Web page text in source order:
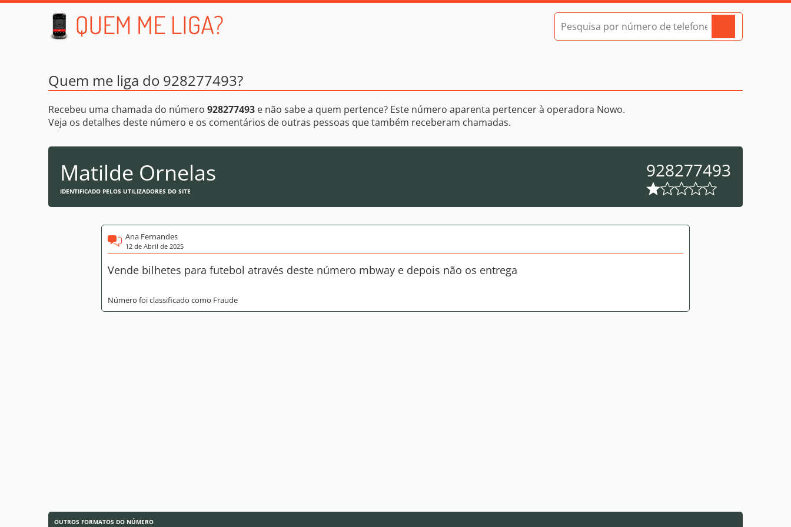
Quem me liga do 928277493?
Recebeu uma chamada do número 928277493 e não sabe a quem pertence? Este número aparenta pertencer à operadora Nowo.
Veja os detalhes deste número e os comentários de outras pessoas que também receberam chamadas.
Matilde Ornelas
IDENTIFICADO PELOS UTILIZADORES DO SITE
928277493
Ana Fernandes
12 de Abril de 2025
Vende bilhetes para futebol através deste número mbway e depois não os entrega
Número foi classificado como Fraude
OUTROS FORMATOS DO NÚMERO